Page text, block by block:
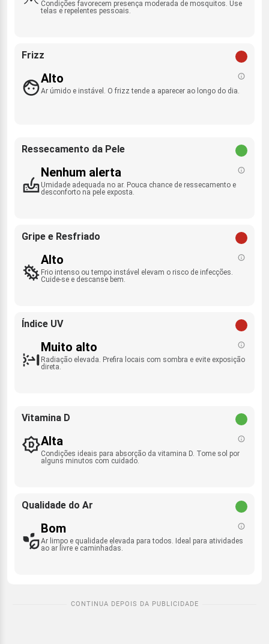
Condições favorecem presença moderada de mosquitos. Use
telas e repelentes pessoais.
Frizz
Alto
Ar úmido e instável. O frizz tende a aparecer ao longo do dia.
Ressecamento da Pele
Nenhum alerta
Umidade adequada no ar. Pouca chance de ressecamento e
desconforto na pele exposta.
Gripe e Resfriado
Alto
Frio intenso ou tempo instável elevam o risco de infecções.
Cuide-se e descanse bem.
Índice UV
Muito alto
Radiação elevada. Prefira locais com sombra e evite exposição
direta.
Vitamina D
Alta
Condições ideais para absorção da vitamina D. Tome sol por
alguns minutos com cuidado.
Qualidade do Ar
Bom
Ar limpo e qualidade elevada para todos. Ideal para atividades
ao ar livre e caminhadas.